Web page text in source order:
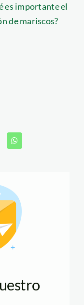
es importante el
de mariscos?